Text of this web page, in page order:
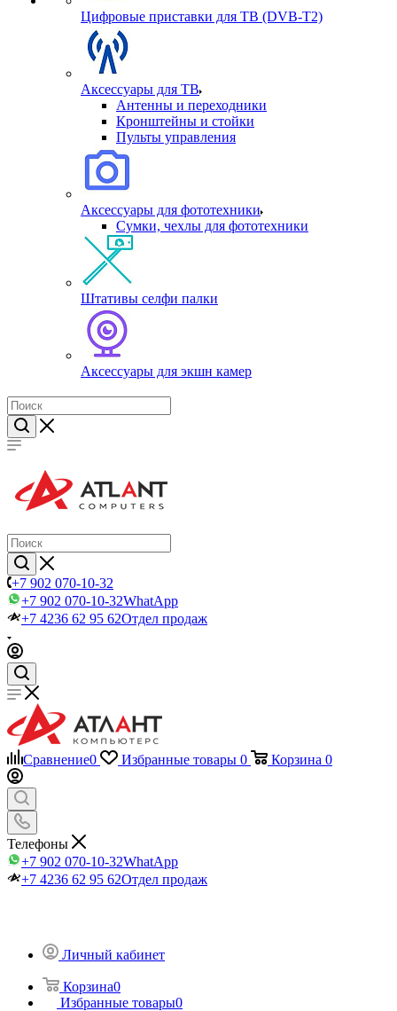
Цифровые приставки для ТВ (DVB-T2)
Аксессуары для ТВ
Антенны и переходники
Кронштейны и стойки
Пульты управления
Аксессуары для фототехники
Сумки, чехлы для фототехники
Штативы селфи палки
Аксессуары для экшн камер
+7 902 070-10-32
+7 902 070-10-32WhatApp
+7 4236 62 95 62Отдел продаж
Сравнение0 Избранные товары 0 Корзина 0
Телефоны
+7 902 070-10-32WhatApp
+7 4236 62 95 62Отдел продаж
Личный кабинет
Корзина0
Избранные товары0